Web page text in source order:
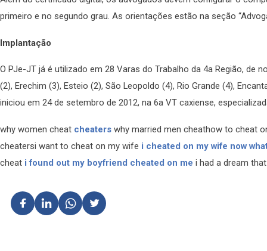
primeiro e no segundo grau. As orientações estão na seção
Implantação
O PJe-JT já é utilizado em 28 Varas do Trabalho da 4a Região, de
(2), Erechim (3), Esteio (2), São Leopoldo (4), Rio Grande (4),
iniciou em 24 de setembro de 2012, na 6a VT caxiense,
why women cheat cheaters why married men cheathow to cheat
cheatersi want to cheat on my wife i cheated on my wife now
cheat i found out my boyfriend cheated on me i had a dream